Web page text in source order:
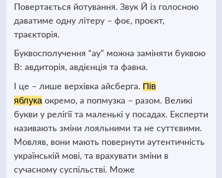
Повертається йотування. Звук Й із голосною
даватиме одну літеру – фоє, проєкт,
траєкторія.
Буквосполучення “ау” можна заміняти буквою
В: авдиторія, авдієнція та фавна.
І це – лише верхівка айсберга. Пів
яблукаокремо, а попмузка – разом. Великі
букви у релігії та маленькі у посадах. Експерти
називають зміни лояльними та не суттєвими.
Мовляв, вони мають повернути аутентичність
українській мові, та врахувати зміни в
сучасному суспільстві. Може